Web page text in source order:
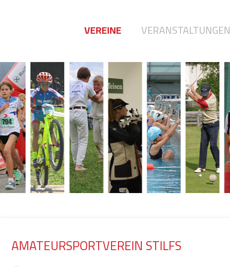
VEREINE VERANSTALTUNGEN
AMATEURSPORTVEREIN STILFS